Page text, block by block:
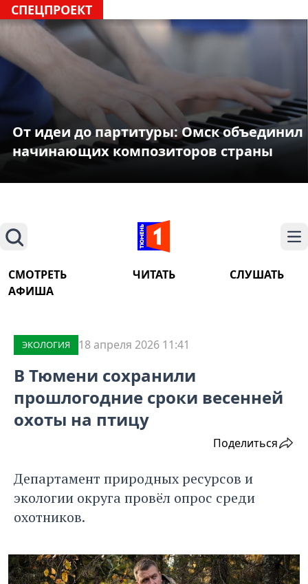
СПЕЦПРОЕКТ
От идеи до партитуры: Омск объединил
начинающих композиторов страны
Поиск
СМОТРЕТЬ ЧИТАТЬ
СЛУШАТЬ
АФИША
ЭКОЛОГИЯ 18 апреля 2026 11:41
В Тюмени сохранили
прошлогодние сроки весенней
охоты на птицу
Поделиться
Департамент природных ресурсов и
экологии округа провёл опрос среди
охотников.